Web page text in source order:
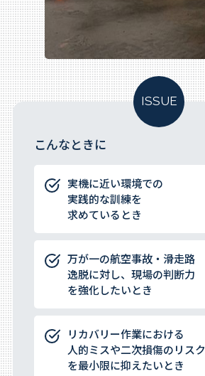
ISSUE
こんなときに
実機に近い環境での
実践的な訓練を
求めているとき
万が一の航空事故・滑走路
逸脱に対し、現場の判断力
を強化したいとき
リカバリー作業における
人的ミスや二次損傷のリスク
を最小限に抑えたいとき